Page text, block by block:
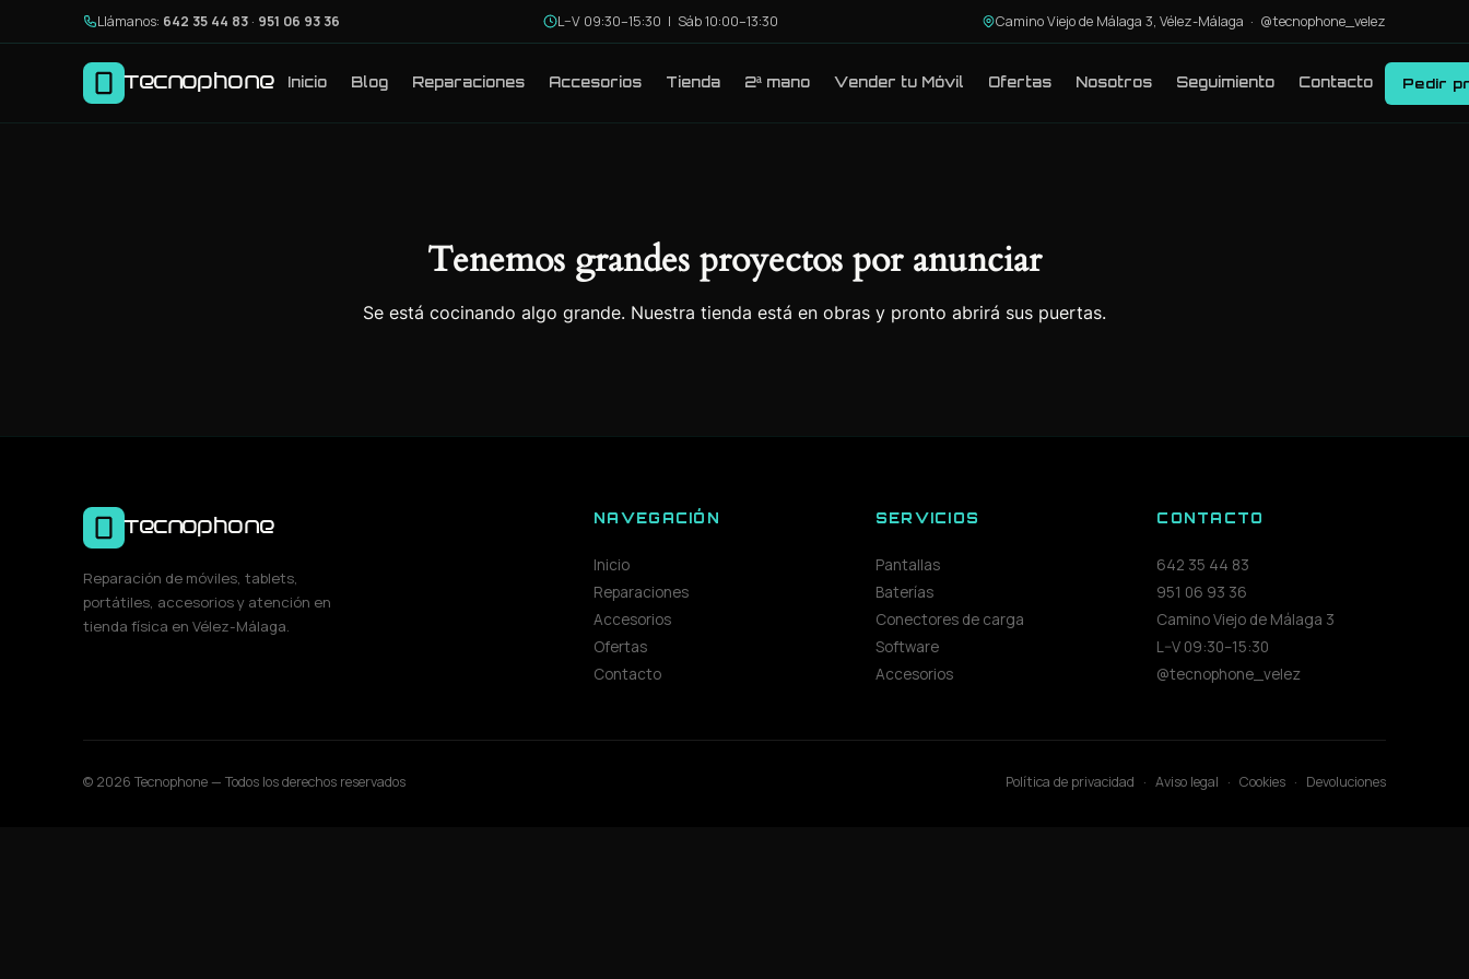
Llámanos: 642 35 44 83 · 951 06 93 36 L–V 09:30–15:30 | Sáb 10:00–13:30 Camino Viejo de Málaga 3, Vélez-Málaga · @tecnophone_velez
Tecnophone Inicio Blog Reparaciones Accesorios Tienda 2ª mano Vender tu Móvil Ofertas Nosotros Seguimiento Contacto Pedir
Tenemos grandes proyectos por anunciar
Se está cocinando algo grande. Nuestra tienda está en obras y pronto abrirá sus puertas.
Tecnophone
Reparación de móviles, tablets,
portátiles, accesorios y atención en
tienda física en Vélez-Málaga.
NAVEGACIÓN
Inicio
Reparaciones
Accesorios
Ofertas
Contacto
SERVICIOS
Pantallas
Baterías
Conectores de carga
Software
Accesorios
CONTACTO
642 35 44 83
951 06 93 36
Camino Viejo de Málaga 3
L–V 09:30–15:30
@tecnophone_velez
© 2026 Tecnophone — Todos los derechos reservados Política de privacidad · Aviso legal · Cookies · Devoluciones